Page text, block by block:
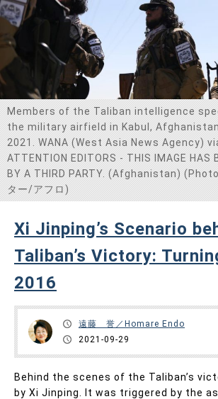
Members of the Taliban intelligence
the military airfield in Kabul,
2021. WANA (West Asia News Agency)
ATTENTION EDITORS - THIS IMAGE HAS
BY A THIRD PARTY. (Afghanistan)
ター/アフロ)
Xi Jinping’s Scenario
Taliban’s Victory:
2016
遠藤 誉／Homare Endo
2021-09-29
Behind the scenes of the Taliban’s
by Xi Jinping. It was triggered by the